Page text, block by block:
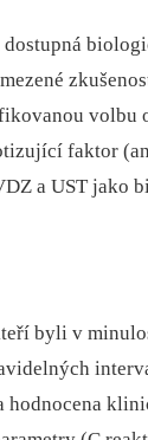
volbu
faktor
a UST jako
byli v
hodnocena